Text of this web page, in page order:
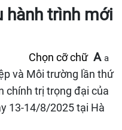
hành trình mới
Chọn cỡ chữ A a
và Môi trường lần thứ
chính trị trọng đại của
13-14/8/2025 tại Hà